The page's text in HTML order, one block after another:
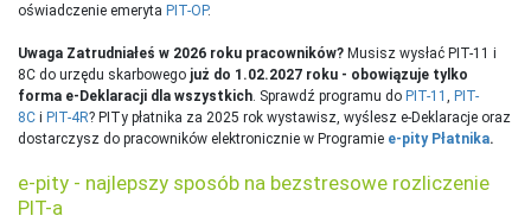
oświadczenie emeryta PIT-OP.
Uwaga Zatrudniałeś w 2026 roku pracowników? Musisz wysłać PIT-11 i
8C do urzędu skarbowego już do 1.02.2027 roku - obowiązuje tylko
forma e-Deklaracji dla wszystkich. Sprawdź programu do PIT-11 , PIT-
8C i PIT-4R? PITy płatnika za 2025 rok wystawisz, wyślesz e-Deklaracje oraz
dostarczysz do pracowników elektronicznie w Programie e-pity Płatnika.
e-pity - najlepszy sposób na bezstresowe rozliczenie
PIT-a